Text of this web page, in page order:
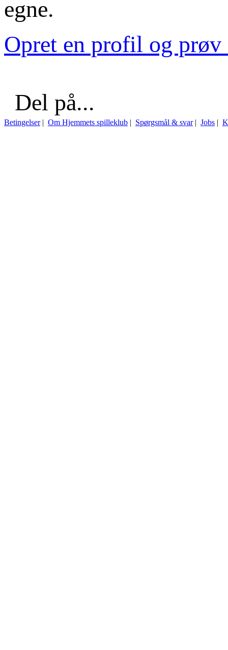
egne.
Opret en profil og
Del på...
Betingelser| Om Hjemmets spilleklub | Spørgsmål & svar| Jobs |